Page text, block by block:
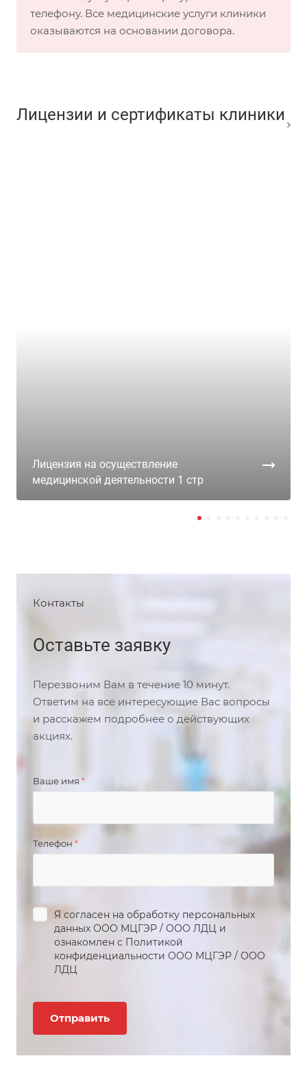
телефону. Все медицинские услуги клиники
оказываются на основании договора.
Лицензии и сертификаты клиники
Лицензия на осуществление
медицинской деятельности 1 стр
Контакты
Оставьте заявку
Перезвоним Вам в течение 10 минут.
Ответим на все интересующие Вас вопросы
и расскажем подробнее о действующих
акциях.
Ваше имя *
Телефон*
Я согласен на обработку персональных
данных ООО МЦГЭР / ООО ЛДЦ и
ознакомлен с Политикой
конфиденциальности ООО МЦГЭР / ООО
ЛДЦ